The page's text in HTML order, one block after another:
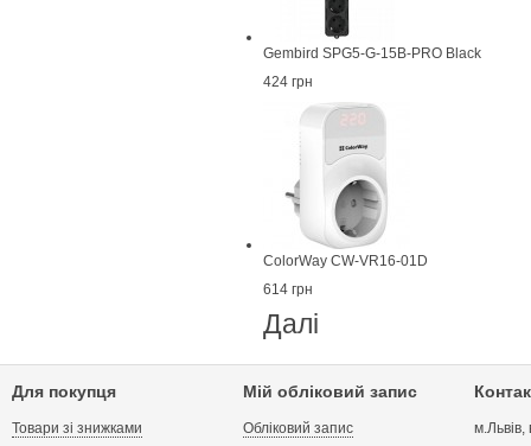
Gembird SPG5-G-15B-PRO Black
424 грн
ColorWay CW-VR16-01D
614 грн
Далі
Для покупця
Товари зі знижками
Мій обліковий запис
Обліковий запис